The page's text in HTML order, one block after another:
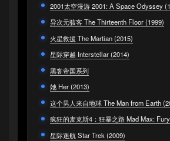
2001太空漫游 2001: A Space Odyssey
异次元骇客 The Thirteenth Floor (1999)
火星救援 The Martian (2015)
星际穿越 Interstellar (2014)
黑客帝国系列
她 Her (2013)
这个男人来自地球 The Man from Earth
疯狂的麦克斯4：狂暴之路 Mad Max:
星际迷航 Star Trek (2009)